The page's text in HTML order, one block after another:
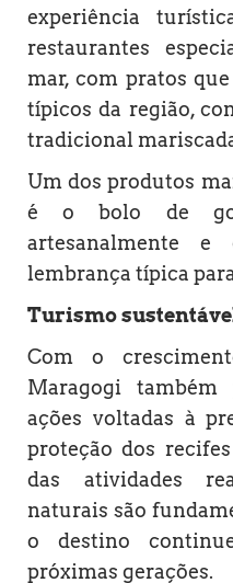
experiência
restaurantes
mar, com pratos
típicos da região,
tradicional
Um dos produtos
é o bolo de
artesanalmente
lembrança típica
Turismo
Com o
Maragogi
ações voltadas à
proteção dos
das atividades
naturais são
o destino
próximas gerações.